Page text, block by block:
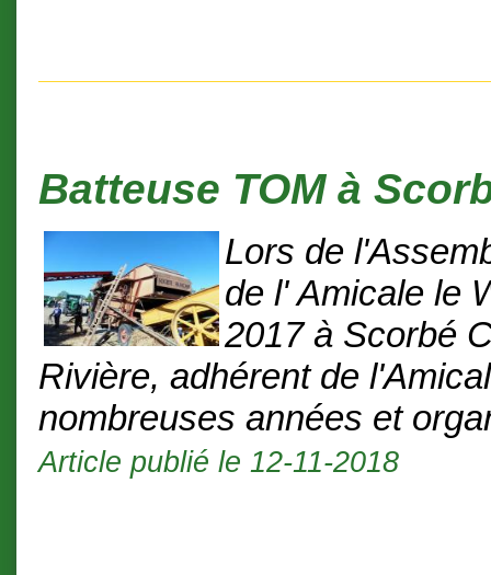
Batteuse TOM à
Lors de
de l' Amicale le
2017 à Scorbé
Rivière, adhérent de
nombreuses années et
Article publié le 12-11-2018